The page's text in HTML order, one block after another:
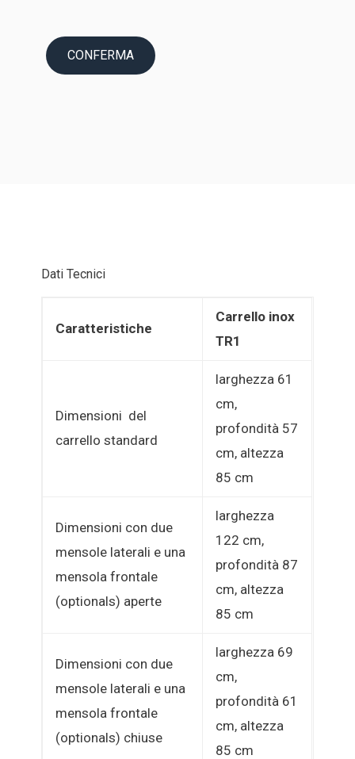
Dati Tecnici
Caratteristiche
Carrello inox
TR1
Dimensioni del
carrello standard
larghezza 61
cm,
profondità 57
cm, altezza
85 cm
Dimensioni con due
mensole laterali e una
mensola frontale
(optionals) aperte
larghezza
122 cm,
profondità 87
cm, altezza
85 cm
Dimensioni con due
mensole laterali e una
mensola frontale
(optionals) chiuse
larghezza 69
cm,
profondità 61
cm, altezza
85 cm